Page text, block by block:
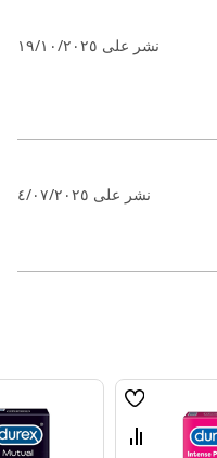
نشر على ١٩/١٠/٢٠٢٥
نشر على ٤/٠٧/٢٠٢٥
قائمة
قارن